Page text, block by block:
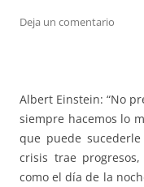
Deja un comentario
Albert Einstein: “No
siempre hacemos lo
que puede
crisis trae
como el día de la